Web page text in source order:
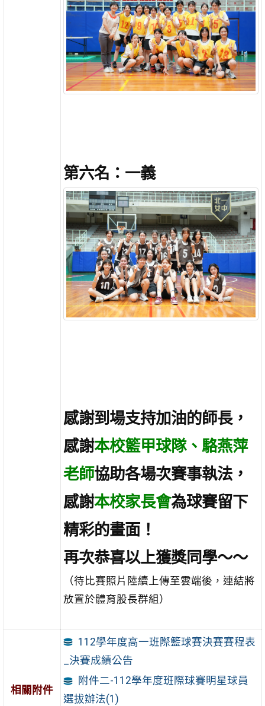
第六名：一義
感謝到場支持加油的師長，
感謝本校籃甲球隊、駱燕萍
老師協助各場次賽事執法，
感謝本校家長會為球賽留下
精彩的畫面！
再次恭喜以上獲獎同學～～
（待比賽照片陸續上傳至雲端後，連結將
放置於體育股長群組）
相關附件
112學年度高一班際籃球賽決賽賽程表
_決賽成績公告
附件二-112學年度班際球賽明星球員
選拔辦法(1)